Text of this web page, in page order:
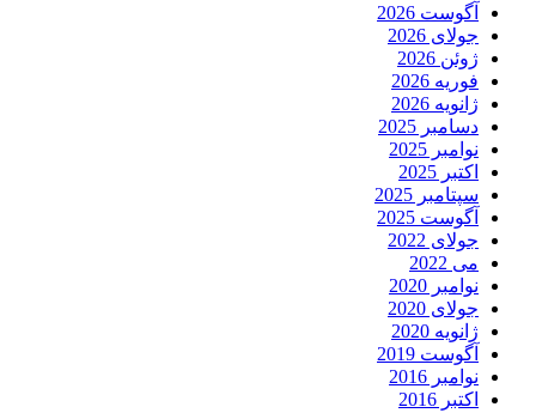
آگوست 2026
جولای 2026
ژوئن 2026
فوریه 2026
ژانویه 2026
دسامبر 2025
نوامبر 2025
اکتبر 2025
سپتامبر 2025
آگوست 2025
جولای 2022
می 2022
نوامبر 2020
جولای 2020
ژانویه 2020
آگوست 2019
نوامبر 2016
اکتبر 2016